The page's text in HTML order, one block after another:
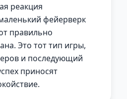
реакция
фейерверк
правильно
Это тот тип игры,
и последующий
приносят